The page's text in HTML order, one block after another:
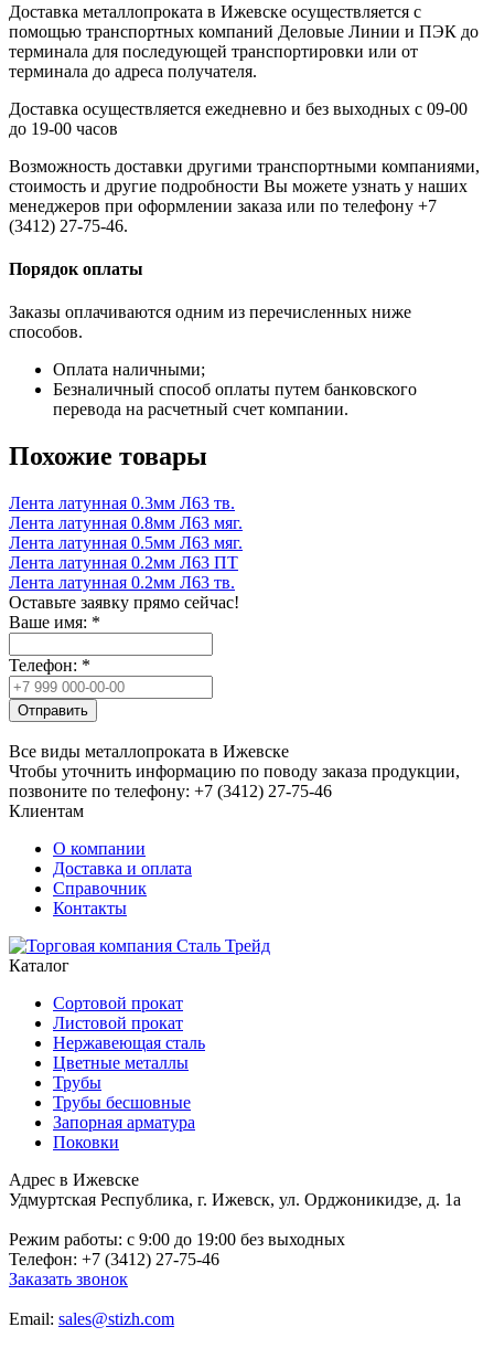
Доставка металлопроката в Ижевске осуществляется с
помощью транспортных компаний Деловые Линии и ПЭК до
терминала для последующей транспортировки или от
терминала до адреса получателя.
Доставка осуществляется ежедневно и без выходных с 09-00
до 19-00 часов
Возможность доставки другими транспортными компаниями,
стоимость и другие подробности Вы можете узнать у наших
менеджеров при оформлении заказа или по телефону +7
(3412) 27-75-46.
Порядок оплаты
Заказы оплачиваются одним из перечисленных ниже
способов.
Оплата наличными;
Безналичный способ оплаты путем банковского
перевода на расчетный счет компании.
Похожие товары
Лента латунная 0.3мм Л63 тв.
Лента латунная 0.8мм Л63 мяг.
Лента латунная 0.5мм Л63 мяг.
Лента латунная 0.2мм Л63 ПТ
Лента латунная 0.2мм Л63 тв.
Оставьте заявку прямо сейчас!
Ваше имя: *
Телефон: *
Отправить
Все виды металлопроката в Ижевске
Чтобы уточнить информацию по поводу заказа продукции,
позвоните по телефону: +7 (3412) 27-75-46
Клиентам
О компании
Доставка и оплата
Справочник
Контакты
Каталог
Сортовой прокат
Листовой прокат
Нержавеющая сталь
Цветные металлы
Трубы
Трубы бесшовные
Запорная арматура
Поковки
Адрес в Ижевске
Удмуртская Республика, г. Ижевск, ул. Орджоникидзе, д. 1а
Режим работы: c 9:00 до 19:00 без выходных
Телефон: +7 (3412) 27-75-46
Заказать звонок
Email: sales@stizh.com